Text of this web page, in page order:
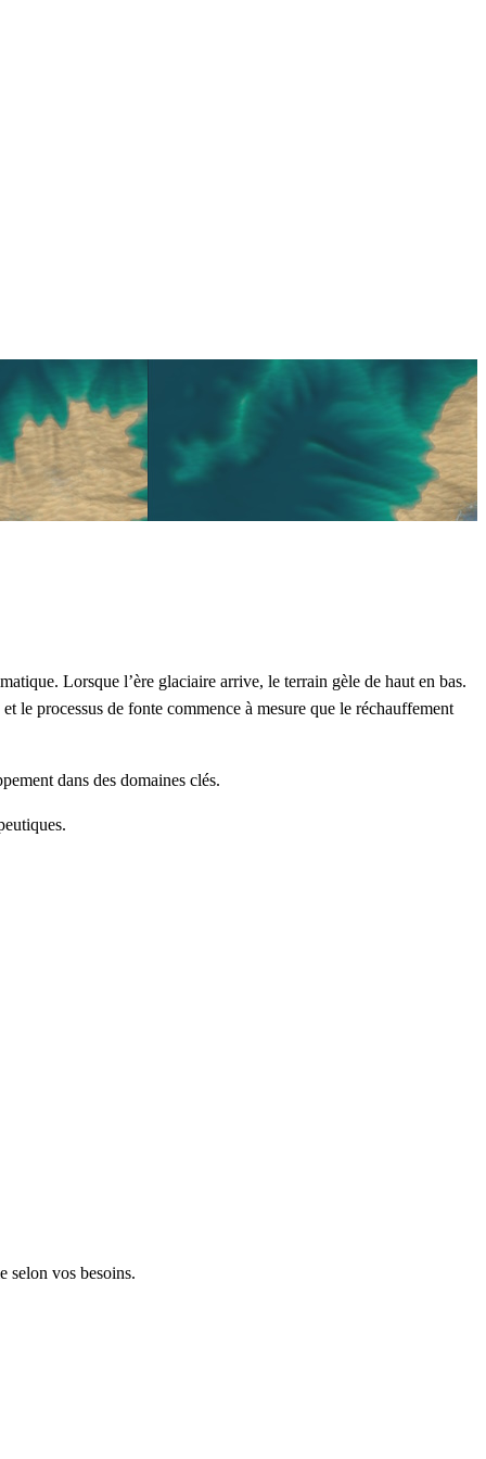
Lorsque l’ère glaciaire arrive, le terrain gèle de haut en bas.
le processus de fonte commence à mesure que le réchauffement
dans des domaines clés.
selon vos besoins.